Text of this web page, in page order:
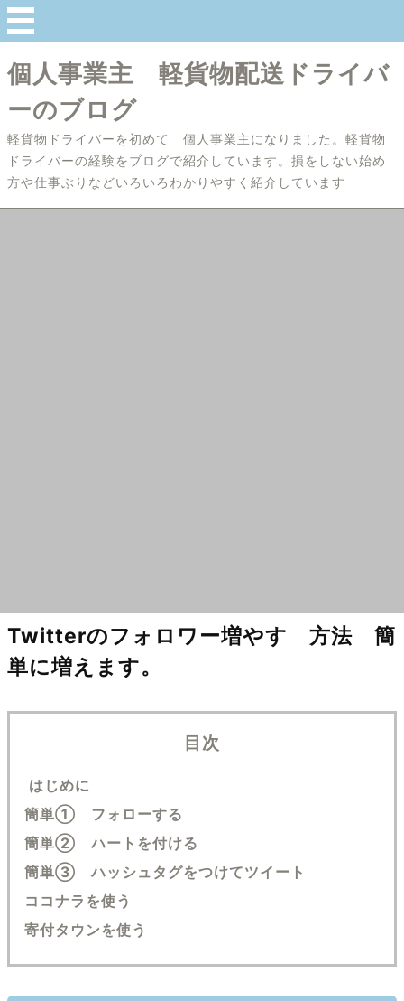
個人事業主 軽貨物配送ドライバ
ーのブログ
軽貨物ドライバーを初めて 個人事業主になりました。軽貨物
ドライバーの経験をブログで紹介しています。損をしない始め
方や仕事ぶりなどいろいろわかりやすく紹介しています
Twitterのフォロワー増やす 方法 簡
単に増えます。
目次
はじめに
簡単① フォローする
簡単② ハートを付ける
簡単③ ハッシュタグをつけてツイート
ココナラを使う
寄付タウンを使う